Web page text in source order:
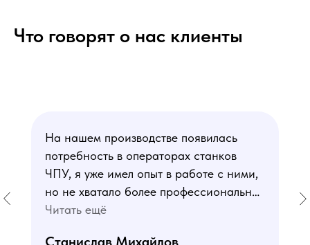
Что говорят о нас клиенты
На нашем производстве появилась
потребность в операторах станков
ЧПУ, я уже имел опыт в работе с ними,
но не хватало более профессиональных
знаний. В курсе мне понравился блок
Читать ещё
Станислав Михайлов